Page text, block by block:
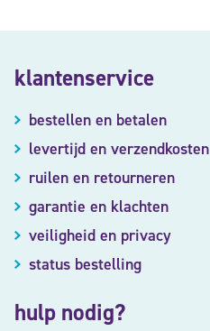
klantenservice
bestellen en betalen
levertijd en verzendkosten
ruilen en retourneren
garantie en klachten
veiligheid en privacy
status bestelling
hulp nodig?